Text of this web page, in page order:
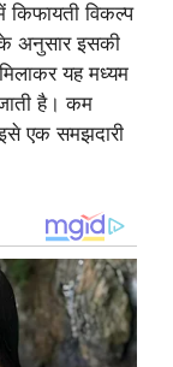
विकल्प
अनुसार इसकी
यह मध्यम
है। कम
एक समझदारी